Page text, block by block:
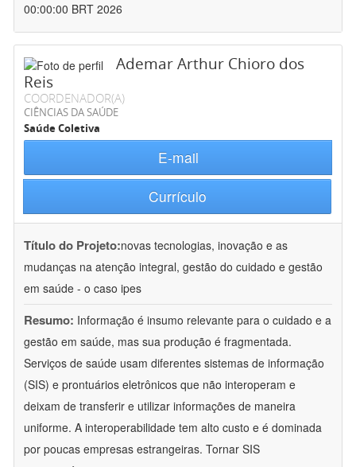
00:00:00 BRT 2026
Ademar Arthur Chioro dos
Reis
COORDENADOR(A)
CIÊNCIAS DA SAÚDE
Saúde Coletiva
E-mail
Currículo
Título do Projeto:novas tecnologias, inovação e as
mudanças na atenção integral, gestão do cuidado e gestão
em saúde - o caso ipes
Resumo: Informação é insumo relevante para o cuidado e a
gestão em saúde, mas sua produção é fragmentada.
Serviços de saúde usam diferentes sistemas de informação
(SIS) e prontuários eletrônicos que não interoperam e
deixam de transferir e utilizar informações de maneira
uniforme. A interoperabilidade tem alto custo e é dominada
por poucas empresas estrangeiras. Tornar SIS